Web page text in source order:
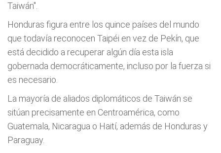
Taiwán".
Honduras figura entre los quince países del mundo
que todavía reconocen Taipéi en vez de Pekín, que
está decidido a recuperar algún día esta isla
gobernada democráticamente, incluso por la fuerza si
es necesario.
La mayoría de aliados diplomáticos de Taiwán se
sitúan precisamente en Centroamérica, como
Guatemala, Nicaragua o Haití, además de Honduras y
Paraguay.